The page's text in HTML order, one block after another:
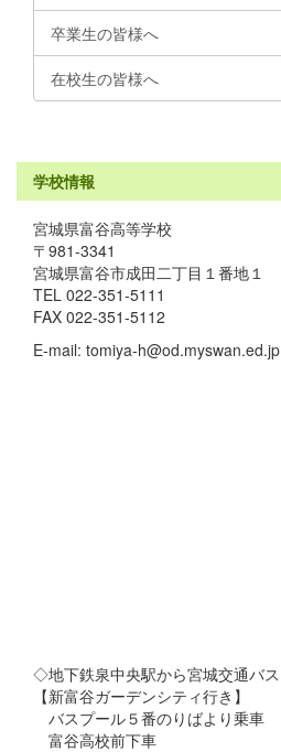
卒業生の皆様へ
在校生の皆様へ
学校情報
宮城県富谷高等学校
〒981-3341
宮城県富谷市成田二丁目１番地１
TEL 022-351-5111
FAX 022-351-5112
E-mail: tomiya-h@od.myswan.ed.jp
◇地下鉄泉中央駅から宮城交通バス
【新富谷ガーデンシティ行き】
バスプール５番のりばより乗車
富谷高校前下車